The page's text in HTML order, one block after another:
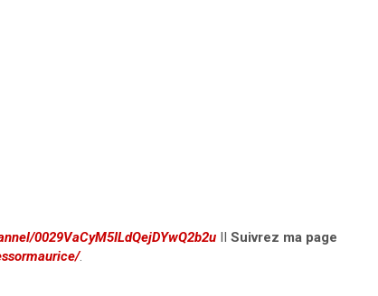
0029VaCyM5ILdQejDYwQ2b2u II Suivrez ma page
.